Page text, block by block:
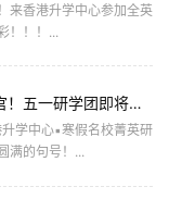
来香港升学中心参加全英
！！！...
香港寒假名校研学再收官！五一研学团即将来袭，现开放报名！
学中心▪寒假名校菁英研
满的句号！...